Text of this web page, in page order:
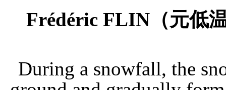
Frédéric FLIN（元低
During a snowfall, the